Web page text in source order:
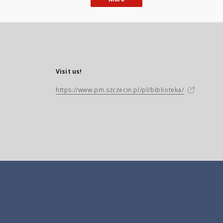
Visit us!
https://www.pm.szczecin.pl/pl/biblioteka/